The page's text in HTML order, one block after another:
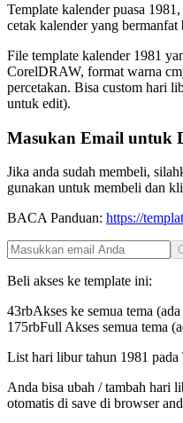
Template kalender puasa
cetak kalender yang bermanfat
File template kalender 1981
CorelDRAW, format warna
percetakan. Bisa custom hari
untuk edit).
Masukan Email untuk
Jika anda sudah membeli,
gunakan untuk membeli dan
BACA Panduan: https://
Beli akses ke template ini:
43rbAkses ke semua tema
175rbFull Akses semua tema
List hari libur tahun 1981 pada
Anda bisa ubah / tambah hari
otomatis di save di browser